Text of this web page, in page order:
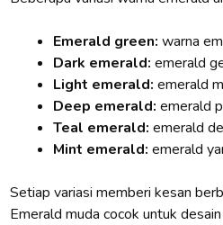
Emerald green: warna
Dark emerald: emerald
Light emerald: emerald
Deep emerald: emerald
Teal emerald: emerald
Mint emerald: emerald
Setiap variasi memberi kesan
Emerald muda cocok untuk